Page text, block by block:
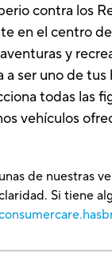
contra los
en el centro
y
a ser uno de
todas las
vehículos
de nuestras
Si tiene